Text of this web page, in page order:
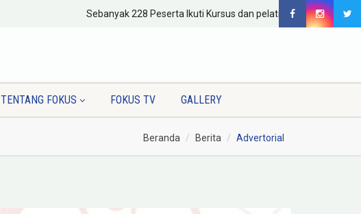
Sebanyak 228 Peserta Ikuti Kursus dan pelatihan Program
TENTANG FOKUS FOKUS TV GALLERY
Beranda Berita Advertorial